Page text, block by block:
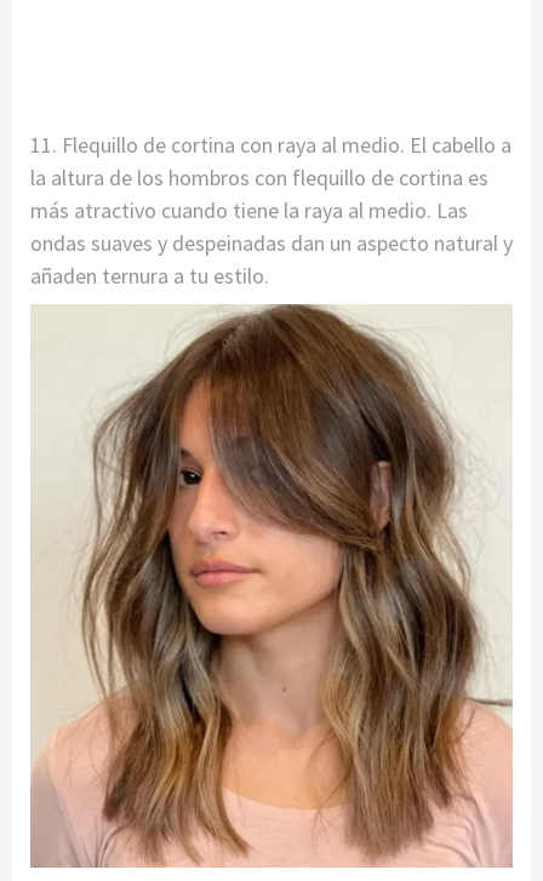
11. Flequillo de cortina con raya al medio. El cabello a
la altura de los hombros con flequillo de cortina es
más atractivo cuando tiene la raya al medio. Las
ondas suaves y despeinadas dan un aspecto natural y
añaden ternura a tu estilo.